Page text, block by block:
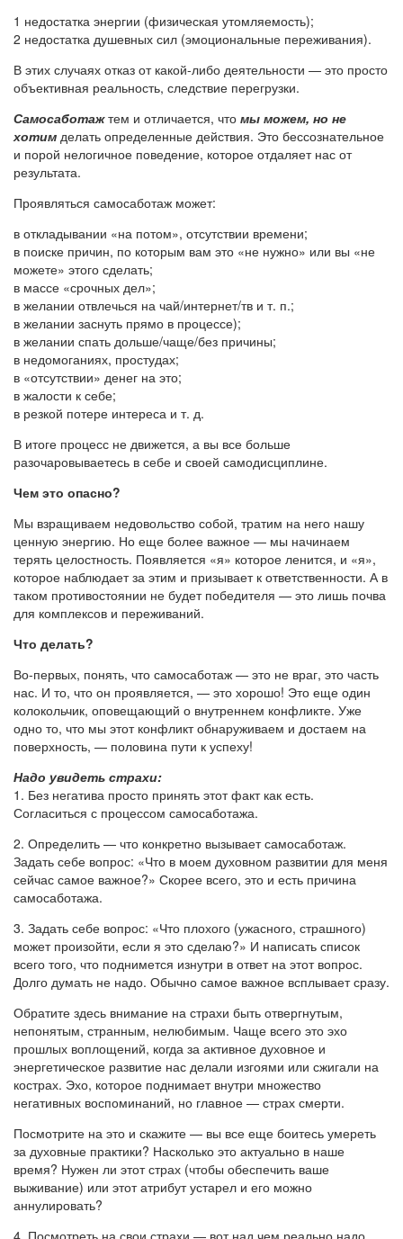
1 недостатка энергии (физическая утомляемость);
2 недостатка душевных сил (эмоциональные переживания).
В этих случаях отказ от какой-либо деятельности — это просто
объективная реальность, следствие перегрузки.
Самосаботажтем и отличается, что мы можем, но не
хотим делать определенные действия. Это бессознательное
и порой нелогичное поведение, которое отдаляет нас от
результата.
Проявляться самосаботаж может:
в откладывании «на потом», отсутствии времени;
в поиске причин, по которым вам это «не нужно» или вы «не
можете» этого сделать;
в массе «срочных дел»;
в желании отвлечься на чай/интернет/тв и т. п.;
в желании заснуть прямо в процессе);
в желании спать дольше/чаще/без причины;
в недомоганиях, простудах;
в «отсутствии» денег на это;
в жалости к себе;
в резкой потере интереса и т. д.
В итоге процесс не движется, а вы все больше
разочаровываетесь в себе и своей самодисциплине.
Чем это опасно?
Мы взращиваем недовольство собой, тратим на него нашу
ценную энергию. Но еще более важное — мы начинаем
терять целостность. Появляется «я» которое ленится, и «я»,
которое наблюдает за этим и призывает к ответственности. А в
таком противостоянии не будет победителя — это лишь почва
для комплексов и переживаний.
Что делать?
Во-первых, понять, что самосаботаж — это не враг, это часть
нас. И то, что он проявляется, — это хорошо! Это еще один
колокольчик, оповещающий о внутреннем конфликте. Уже
одно то, что мы этот конфликт обнаруживаем и достаем на
поверхность, — половина пути к успеху!
Надо увидеть страхи:
1. Без негатива просто принять этот факт как есть.
Согласиться с процессом самосаботажа.
2. Определить — что конкретно вызывает самосаботаж.
Задать себе вопрос: «Что в моем духовном развитии для меня
сейчас самое важное?» Скорее всего, это и есть причина
самосаботажа.
3. Задать себе вопрос: «Что плохого (ужасного, страшного)
может произойти, если я это сделаю?» И написать список
всего того, что поднимется изнутри в ответ на этот вопрос.
Долго думать не надо. Обычно самое важное всплывает сразу.
Обратите здесь внимание на страхи быть отвергнутым,
непонятым, странным, нелюбимым. Чаще всего это эхо
прошлых воплощений, когда за активное духовное и
энергетическое развитие нас делали изгоями или сжигали на
кострах. Эхо, которое поднимает внутри множество
негативных воспоминаний, но главное — страх смерти.
Посмотрите на это и скажите — вы все еще боитесь умереть
за духовные практики? Насколько это актуально в наше
время? Нужен ли этот страх (чтобы обеспечить ваше
выживание) или этот атрибут устарел и его можно
аннулировать?
4. Посмотреть на свои страхи — вот над чем реально надо